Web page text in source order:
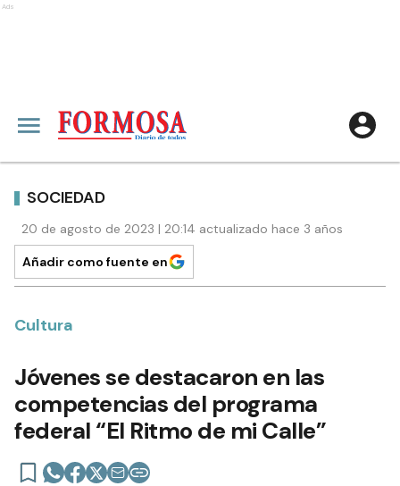
Ads
SOCIEDAD
20 de agosto de 2023 | 20:14 actualizado hace 3 años
Añadir como fuente en
Cultura
Jóvenes se destacaron en las
competencias del programa
federal “El Ritmo de mi Calle”